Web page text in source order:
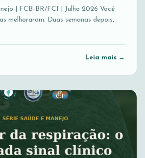
| FCB-BR/FCI | Julho 2026 Você
melhoraram. Duas semanas depois,
Leia mais →